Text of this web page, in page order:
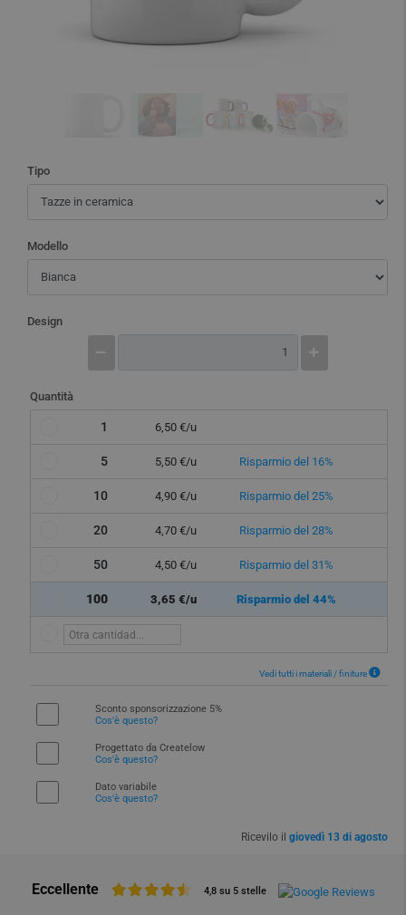
Tipo
Modello
Design
Quantità
1 6,50 €/u
5 5,50 €/u Risparmio del 16%
10 4,90 €/u Risparmio del 25%
20 4,70 €/u Risparmio del 28%
50 4,50 €/u Risparmio del 31%
100 3,65 €/u Risparmio del 44%
Vedi tutti i materiali / finiture
Sconto sponsorizzazione 5%
Cos'è questo?
Progettato da Createlow
Cos'è questo?
Dato variabile
Cos'è questo?
Ricevilo il giovedì 13 di agosto
Eccellente 4,8 su 5 stelle